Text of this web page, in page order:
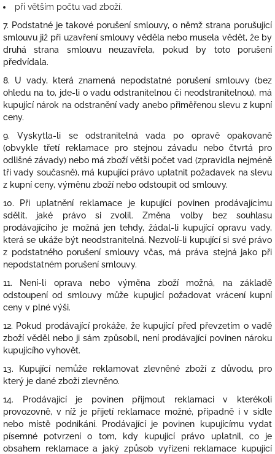
při větším počtu vad zboží.
7. Podstatné je takové porušení smlouvy, o němž strana porušující
smlouvu již při uzavření smlouvy věděla nebo musela vědět, že by
druhá strana smlouvu neuzavřela, pokud by toto porušení
předvídala.
8. U vady, která znamená nepodstatné porušení smlouvy (bez
ohledu na to, jde-li o vadu odstranitelnou či neodstranitelnou), má
kupující nárok na odstranění vady anebo přiměřenou slevu z kupní
ceny.
9. Vyskytla-li se odstranitelná vada po opravě opakovaně
(obvykle třetí reklamace pro stejnou závadu nebo čtvrtá pro
odlišné závady) nebo má zboží větší počet vad (zpravidla nejméně
tři vady současně), má kupující právo uplatnit požadavek na slevu
z kupní ceny, výměnu zboží nebo odstoupit od smlouvy.
10. Při uplatnění reklamace je kupující povinen prodávajícímu
sdělit, jaké právo si zvolil. Změna volby bez souhlasu
prodávajícího je možná jen tehdy, žádal-li kupující opravu vady,
která se ukáže být neodstranitelná. Nezvolí-li kupující si své právo
z podstatného porušení smlouvy včas, má práva stejná jako při
nepodstatném porušení smlouvy.
11. Není-li oprava nebo výměna zboží možná, na základě
odstoupení od smlouvy může kupující požadovat vrácení kupní
ceny v plné výši.
12. Pokud prodávající prokáže, že kupující před převzetím o vadě
zboží věděl nebo ji sám způsobil, není prodávající povinen nároku
kupujícího vyhovět.
13. Kupující nemůže reklamovat zlevněné zboží z důvodu, pro
který je dané zboží zlevněno.
14. Prodávající je povinen přijmout reklamaci v kterékoli
provozovně, v níž je přijetí reklamace možné, případně i v sídle
nebo místě podnikání. Prodávající je povinen kupujícímu vydat
písemné potvrzení o tom, kdy kupující právo uplatnil, co je
obsahem reklamace a jaký způsob vyřízení reklamace kupující